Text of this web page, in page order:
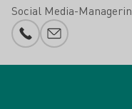
Social Media-Managerin
Telefonnummer
E-Mail-Adresse